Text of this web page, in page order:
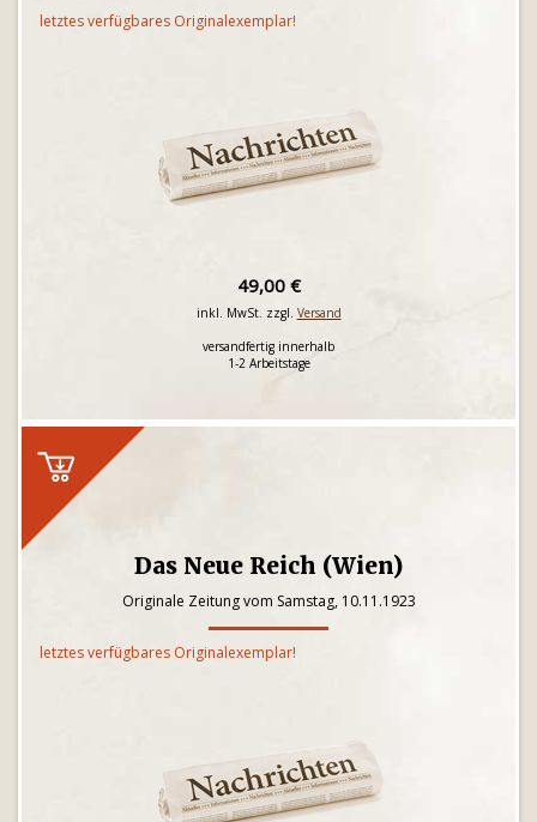
letztes verfügbares Originalexemplar!
49,00 €
inkl. MwSt. zzgl. Versand
versandfertig innerhalb
1-2 Arbeitstage
Das Neue Reich (Wien)
Originale Zeitung vom Samstag, 10.11.1923
letztes verfügbares Originalexemplar!